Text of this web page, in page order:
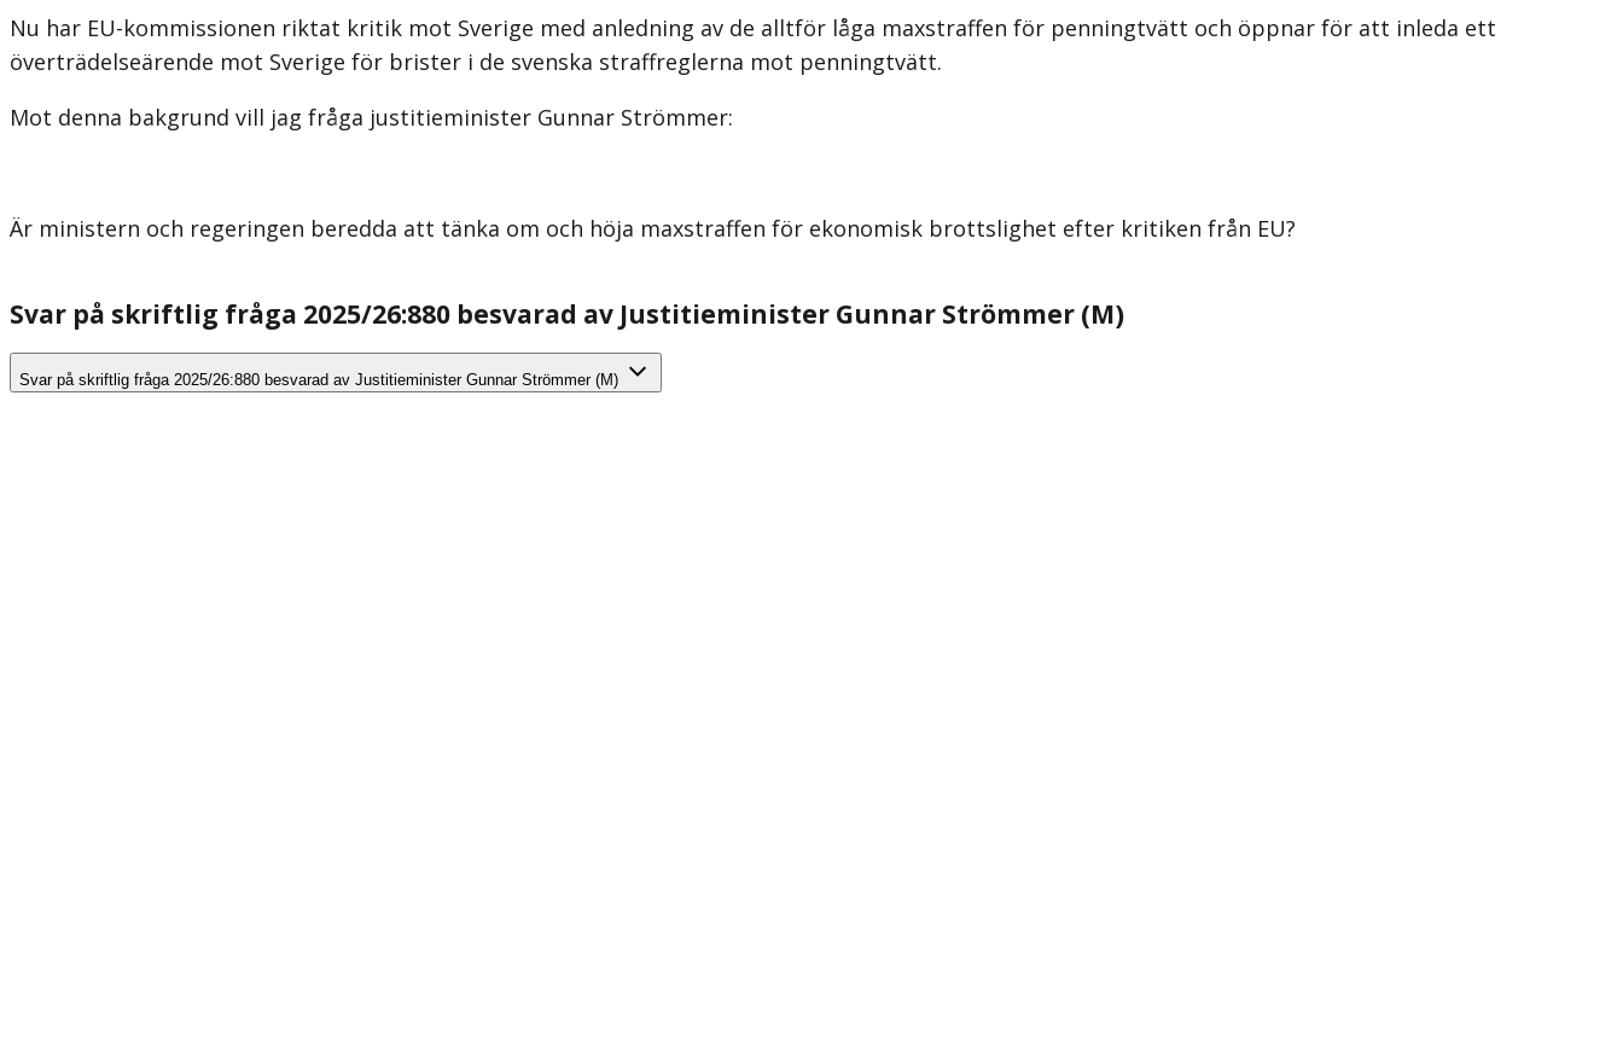
Nu har EU-kommissionen riktat kritik mot Sverige med anledning av de alltför låga maxstraffen för penningtvätt och öppnar för att inleda ett
överträdelseärende mot Sverige för brister i de svenska straffreglerna mot penningtvätt.
Mot denna bakgrund vill jag fråga justitieminister Gunnar Strömmer:
Är ministern och regeringen beredda att tänka om och höja maxstraffen för ekonomisk brottslighet efter kritiken från EU?
Svar på skriftlig fråga 2025/26:880 besvarad av Justitieminister Gunnar Strömmer (M)
Svar på skriftlig fråga 2025/26:880 besvarad av Justitieminister Gunnar Strömmer (M)